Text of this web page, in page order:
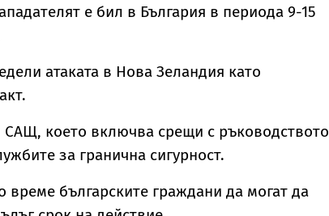
е бил в България в периода 9-15
атаката в Нова Зеландия като
което включва срещи с ръководството
за гранична сигурност.
време българските граждани да могат да